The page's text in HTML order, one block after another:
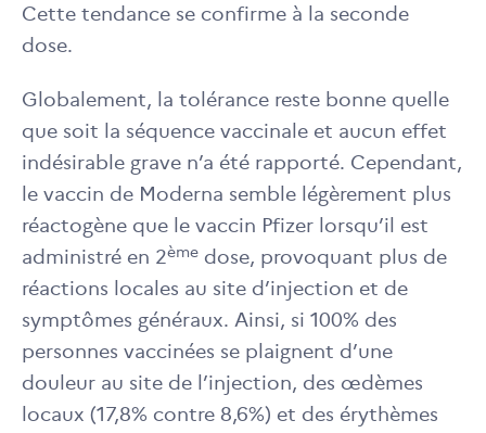
Cette tendance se confirme à la seconde
dose.
Globalement, la tolérance reste bonne quelle
que soit la séquence vaccinale et aucun effet
indésirable grave n’a été rapporté. Cependant,
le vaccin de Moderna semble légèrement plus
réactogène que le vaccin Pfizer lorsqu’il est
administré en 2ème dose, provoquant plus de
réactions locales au site d’injection et de
symptômes généraux. Ainsi, si 100% des
personnes vaccinées se plaignent d’une
douleur au site de l’injection, des œdèmes
locaux (17,8% contre 8,6%) et des érythèmes